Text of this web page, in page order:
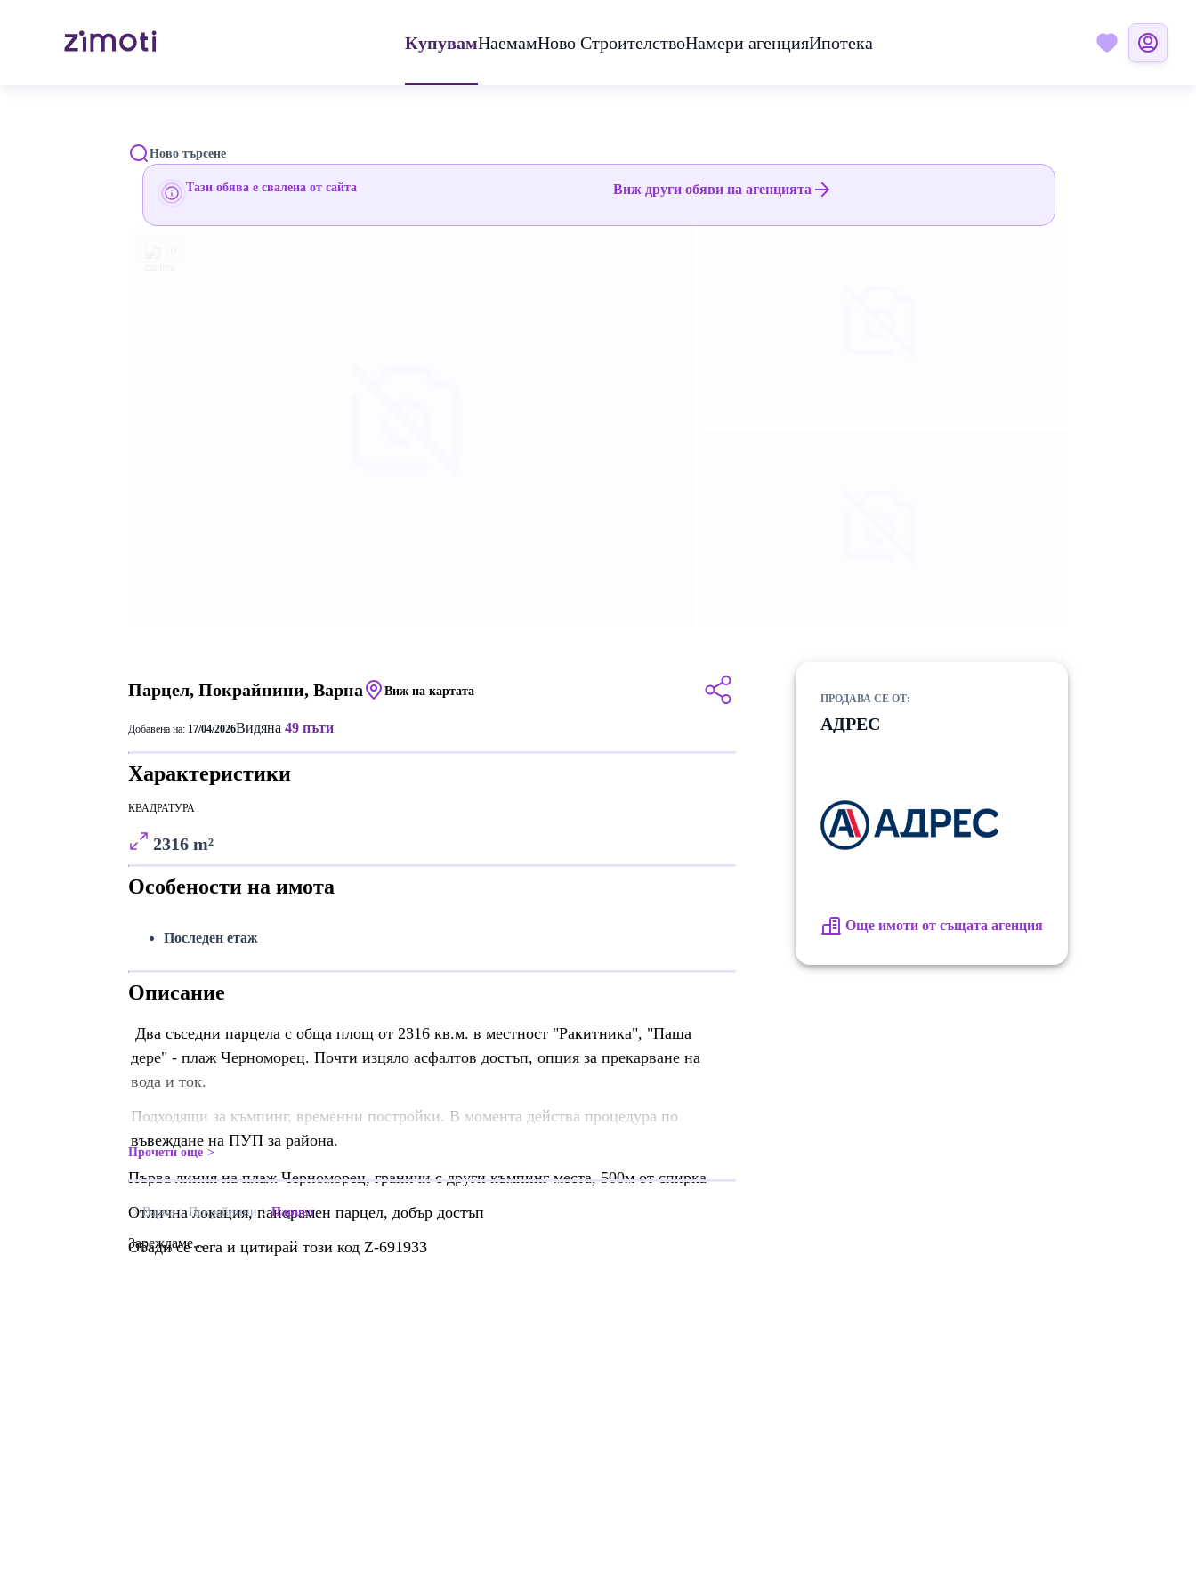
КупувамНаемамНово СтроителствоНамери агенцияИпотека
Ново търсене
Тази обява е свалена от сайта Виж други обяви на агенцията
Парцел, Покрайнини, Варна Виж на картата
Добавена на: 17/04/2026Видяна 49 пъти
Характеристики
КВАДРАТУРА
2316 m²
Особености на имота
Последен етаж
Описание
Два съседни парцела с обща площ от 2316 кв.м. в местност "Ракитника", "Паша
дере" - плаж Черноморец. Почти изцяло асфалтов достъп, опция за прекарване на
вода и ток.
Подходящи за къмпинг, временни постройки. В момента действа процедура по
въвеждане на ПУП за района.
Първа линия на плаж Черноморец, граничи с други къмпинг места, 500м от спирка
Отлична локация, панорамен парцел, добър достъп
Обади се сега и цитирай този код Z-691933
Прочети още
ПРОДАВА СЕ ОТ:
АДРЕС
Още имоти от същата агенция
Варна Покрайнини Парцел
Зареждаме...